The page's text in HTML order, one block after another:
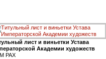
лист и виньетки Устава
Академии художеств
РАХ